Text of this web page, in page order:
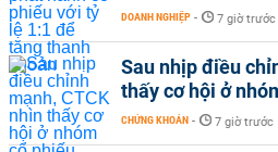
DOANH NGHIỆP - 7 giờ trước
Sau nhịp điều
thấy cơ hội ở
CHỨNG KHOÁN - 7 giờ trước